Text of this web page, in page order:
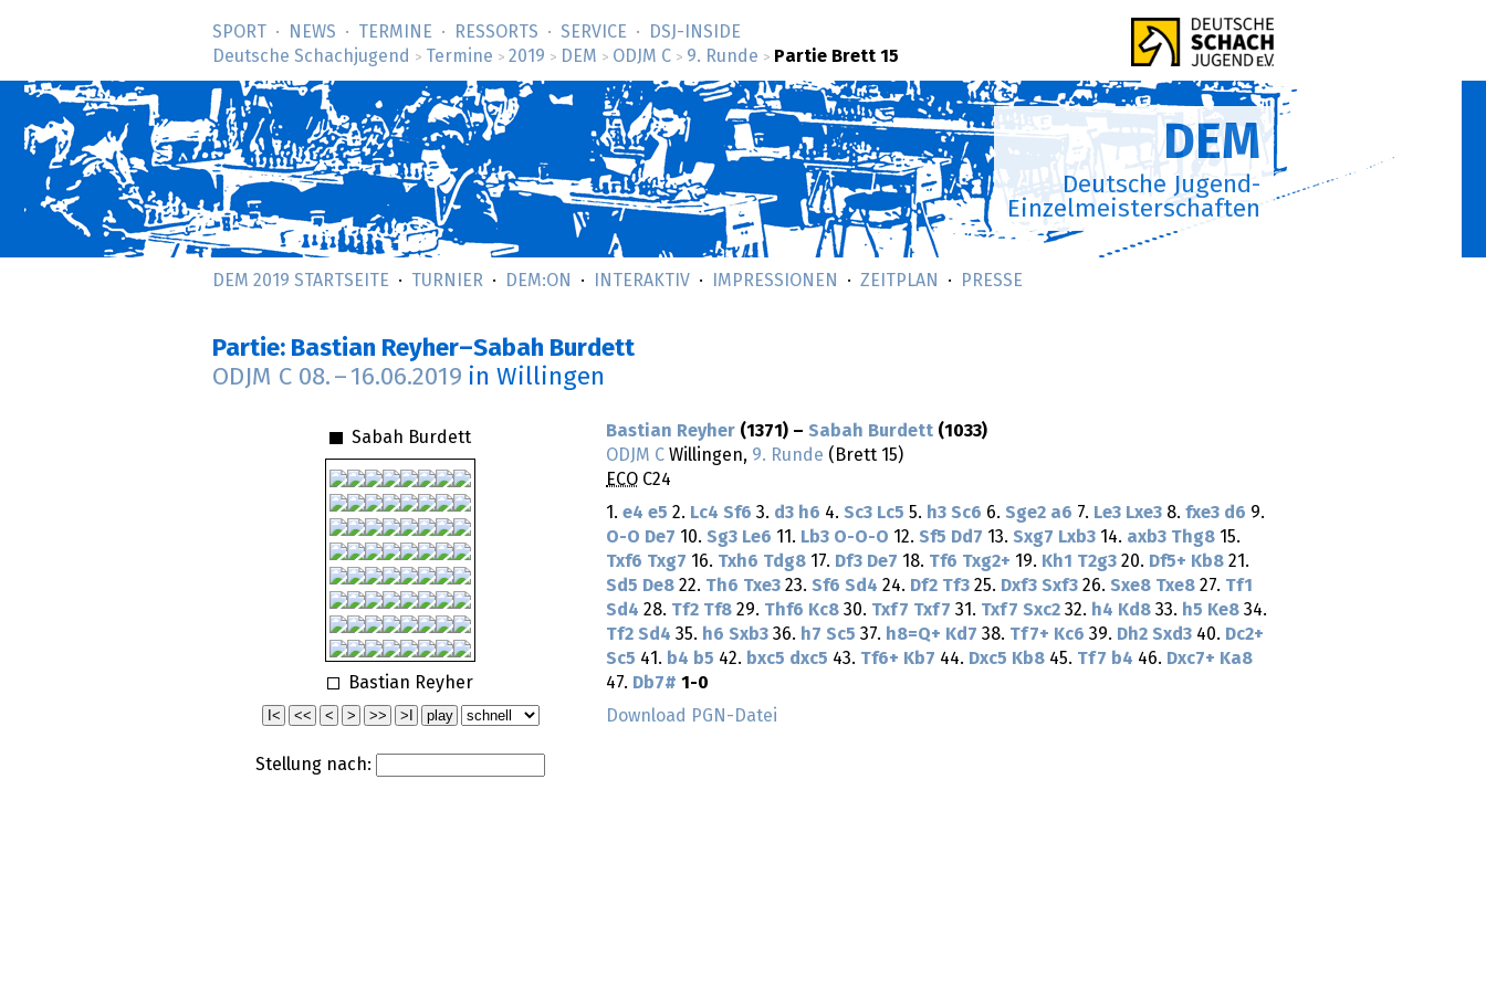
SPORT NEWS TERMINE RESSORTS SERVICE
DSJ-­INSIDE
Deutsche Schachjugend
> Termine > 2019 > DEM > ODJM C > 9. Runde > Partie Brett 15
DEM
Deutsche Jugend-
Einzelmeisterschaften
DEM 2019 STARTSEITE TURNIER DEM:ON INTERAKTIV IMPRESSIONEN ZEITPLAN PRESSE
Partie: Bastian Reyher–Sabah Burdett
ODJM C 08. – 16.06.2019 in Willingen
Sabah Burdett
Bastian Reyher
Stellung nach:
Bastian Reyher (1371) – Sabah Burdett (1033)
ODJM C Willingen, 9. Runde (Brett 15)
ECO C24
1. e4 e5 2. Lc4 Sf6 3. d3 h6 4. Sc3 Lc5 5. h3 Sc6 6. Sge2 a6 7. Le3 Lxe3 8. fxe3 d6 9.
O-O De7 10. Sg3 Le6 11. Lb3 O-O-O 12. Sf5 Dd7 13. Sxg7 Lxb3 14. axb3 Thg8 15.
Txf6 Txg7 16. Txh6 Tdg8 17. Df3 De7 18. Tf6 Txg2+ 19. Kh1 T2g3 20. Df5+ Kb8 21.
Sd5 De8 22. Th6 Txe3 23. Sf6 Sd4 24. Df2 Tf3 25. Dxf3 Sxf3 26. Sxe8 Txe8 27. Tf1
Sd4 28. Tf2 Tf8 29. Thf6 Kc8 30. Txf7 Txf7 31. Txf7 Sxc2 32. h4 Kd8 33. h5 Ke8 34.
Tf2 Sd4 35. h6 Sxb3 36. h7 Sc5 37. h8=Q+ Kd7 38. Tf7+ Kc6 39. Dh2 Sxd3 40. Dc2+
Sc5 41. b4 b5 42. bxc5 dxc5 43. Tf6+ Kb7 44. Dxc5 Kb8 45. Tf7 b4 46. Dxc7+ Ka8
47. Db7# 1-0
Download PGN-Datei